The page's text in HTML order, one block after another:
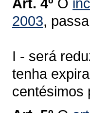
2003,
I - será
tenha
centésimos